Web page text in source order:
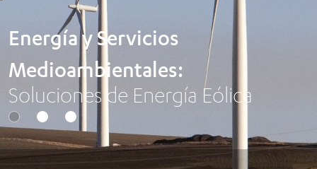
Energía y Servicios
Medioambientales:
Soluciones de Energía Eólica